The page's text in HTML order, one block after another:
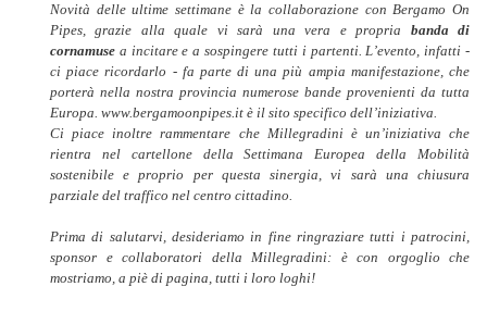
Novità delle ultime settimane è la collaborazione con Bergamo On
Pipes, grazie allaquale vi sarà una vera e propria banda di
cornamuse a incitare e a sospingere tutti i partenti. L’evento, infatti -
ci piace ricordarlo - fa parte di una più ampia manifestazione, che
porterà nella nostra provincia numerose bande provenienti da tutta
Europa. www.bergamoonpipes.it è il sito specifico dell’iniziativa.
Ci piace inoltre rammentare che Millegradini è un’iniziativa che
rientra nel cartellone della Settimana Europea della Mobilità
sostenibile e proprio per questasinergia, vi sarà una chiusura
parziale del traffico nel centro cittadino.
Prima di salutarvi, desideriamo in fine ringraziare tutti i patrocini,
sponsor e collaboratori della Millegradini: è con orgoglio che
mostriamo, a piè di pagina, tutti i loro loghi!